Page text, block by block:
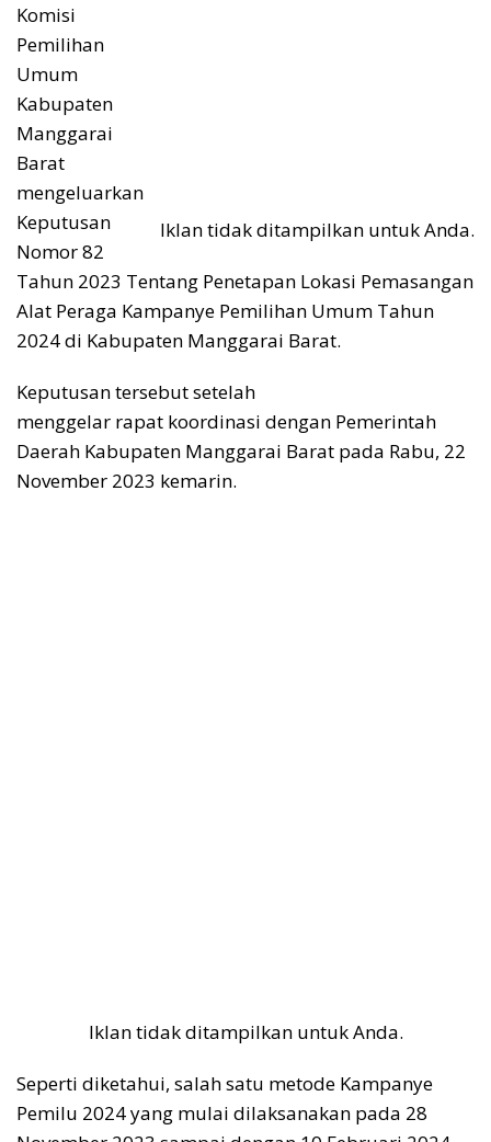
Iklan tidak ditampilkan untuk Anda.
Komisi
Pemilihan
Umum
Kabupaten
Manggarai
Barat
mengeluarkan
Keputusan
Nomor 82
Tahun 2023 Tentang Penetapan Lokasi Pemasangan
Alat Peraga Kampanye Pemilihan Umum Tahun
2024 di Kabupaten Manggarai Barat.
Keputusan tersebut setelah
menggelar rapat koordinasi dengan Pemerintah
Daerah Kabupaten Manggarai Barat pada Rabu, 22
November 2023 kemarin.
Iklan tidak ditampilkan untuk Anda.
Seperti diketahui, salah satu metode Kampanye
Pemilu 2024 yang mulai dilaksanakan pada 28